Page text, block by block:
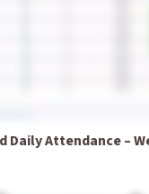
Daily Attendance –